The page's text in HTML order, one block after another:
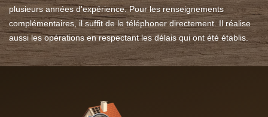
plusieurs années d'expérience. Pour les renseignements
complémentaires, il suffit de le téléphoner directement. Il réalise
aussi les opérations en respectant les délais qui ont été établis.